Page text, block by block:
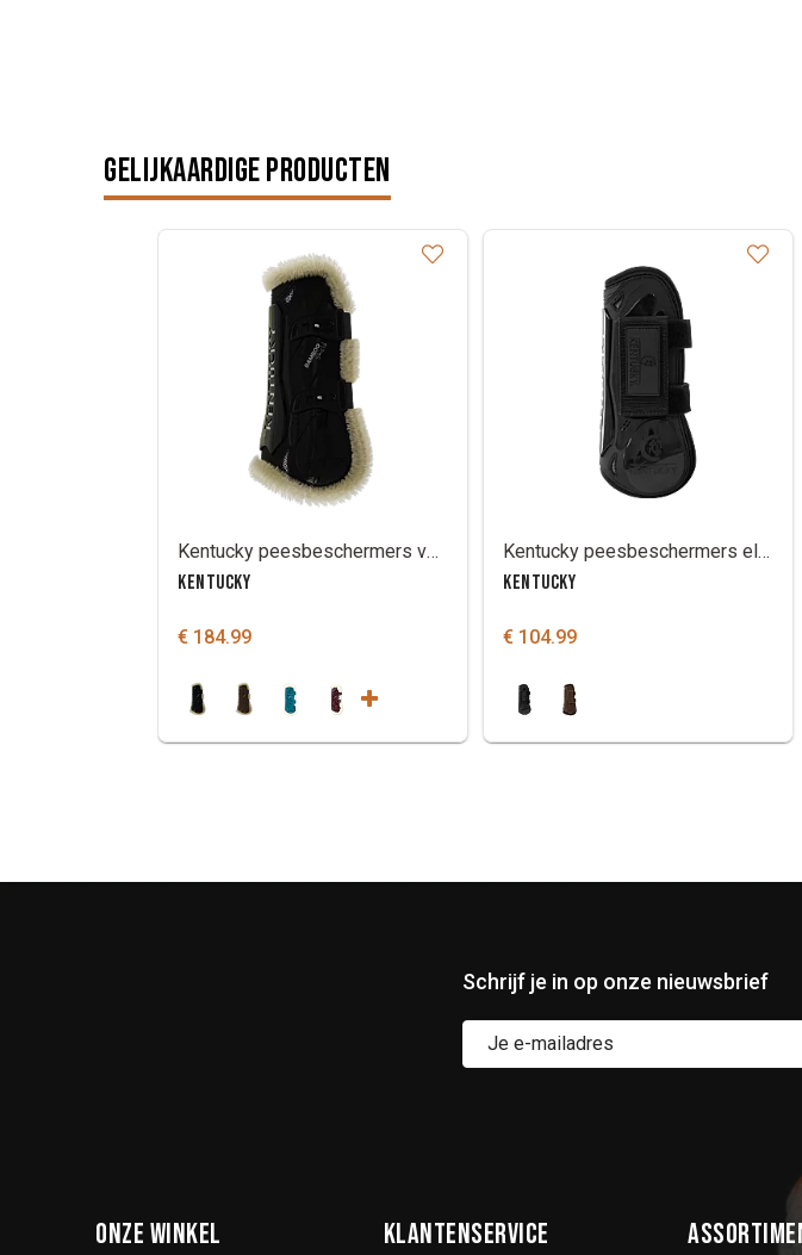
Gelijkaardige producten
Kentucky peesbeschermers vegan wol bamboo elastiek
KENTUCKY
€ 184.99
Kentucky peesbeschermers elastiek en velcro
KENTUCKY
€ 104.99
Schrijf je in op onze nieuwsbrief
Onze winkel Klantenservice